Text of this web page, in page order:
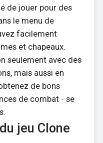
de jouer pour des
le menu de
facilement
et chapeaux.
seulement avec des
mais aussi en
de bons
de combat - se
jeu Clone